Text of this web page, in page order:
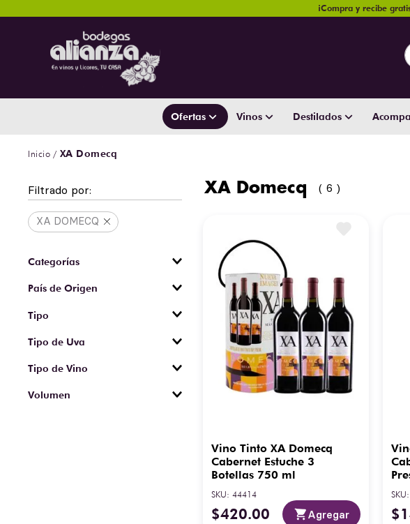
¡Compra y recibe
Ofertas Vinos Destilados
XA Domecq
Filtrado por:
XA DOMECQ
País de Origen
Tipo
Tipo de Uva
Sauvignon Blanc
Tipo de Vino
Volumen
XA Domecq 6
Vino Tinto XA Domecq
Cabernet Estuche 3
Botellas 750 ml
SKU:44414
$420.00 Agregar
SKU
$